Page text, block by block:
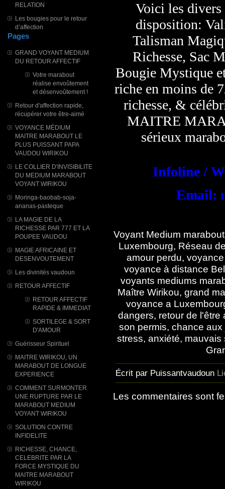
RELATION
Les bougies pour le retour
d’affection
Pages
GRAND VOYANT MEDIUM
DU RETOUR AFFECTIF
Votre marabout
réalise envoûtement
et désenvoûtement !
Retour d'affection rapide,
récupérer votre être-aimé
VOYANCE MÉDIUM
MAITRE MARABOUT LE
PLUS PUISSANT PAPA
VAUDOU WIRIKOU
LE COLLIER D'INVISIBILITE
DU MEDIUM MARABOUT
VOYANT WIRIKOU
Moringa-baobab-soja-
ananas-pasteque
LA MAGIE DE LA
RICHESSE PAR 777 ET LA
POUPEE VAUDOU
MAGIE AFRICAINE ET
DESENVOUTEMENT
Les divinités vaudoun
RETOUR AFFECTIF
RETOUR AFFECTIF
RAPIDE & IMMEDIAT
SORTILEGE & SORT
D'AMOUR
Guérisseur Spirituel
MAITRE WIRIKOU, UN
MARABOUT DE LONGUE
EXPERIENCE
COMMENT SURMONTER
UNE RUPTURE PAR LE
MARABOUT MEDIUM
VOYANT WIRIKOU
SOLUTION CONTRE
INFIDELITE
RICHESSE, CHANCE,
CELEBRITE PAR LA
FORCE MYSTIQUE DU
MAITRE MARABOUT
WIRIKOU
Voici les divers
disposition:
Talisman
Richesse, Sac
Bougie Mystique
riche en moins de
richesse, &
MAITRE
sérieux
Infoline /
Email:
Voyant Medium
Luxembourg, Réseau
amour perdu,
voyance à distance
voyants mediums
Maître Wirikou, grand
voyance a
dangers, retour de l'être
son permis, chance
stress, anxiété,
Écrit par Puissantvaudoun
Les commentaires sont